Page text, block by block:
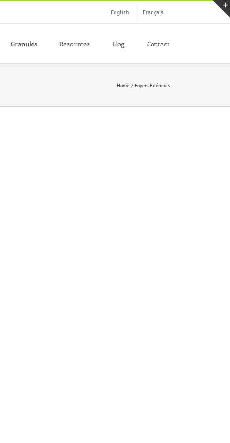
English Français
Granulés Resources Blog Contact
Home Foyers Extérieurs